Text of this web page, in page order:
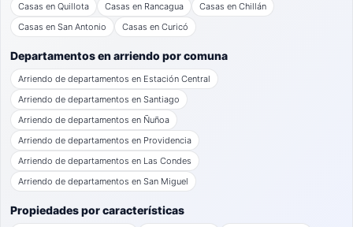
Casas en Quillota
Casas en Rancagua
Casas en Chillán
Casas en San Antonio
Casas en Curicó
Departamentos en arriendo por comuna
Arriendo de departamentos en Estación Central
Arriendo de departamentos en Santiago
Arriendo de departamentos en Ñuñoa
Arriendo de departamentos en Providencia
Arriendo de departamentos en Las Condes
Arriendo de departamentos en San Miguel
Propiedades por características